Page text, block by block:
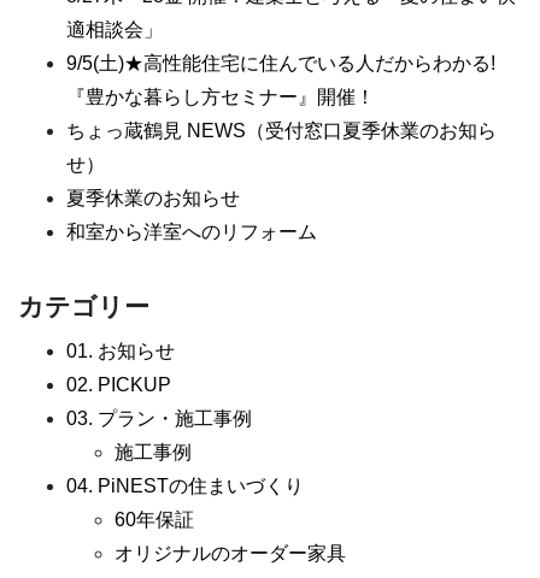
適相談会」
9/5(土)★高性能住宅に住んでいる人だからわかる!
『豊かな暮らし方セミナー』開催！
ちょっ蔵鶴見 NEWS（受付窓口夏季休業のお知ら
せ）
夏季休業のお知らせ
和室から洋室へのリフォーム
カテゴリー
01. お知らせ
02. PICKUP
03. プラン・施工事例
施工事例
04. PiNESTの住まいづくり
60年保証
オリジナルのオーダー家具